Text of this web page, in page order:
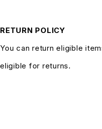
RETURN POLICY
You can return eligible
eligible for returns.